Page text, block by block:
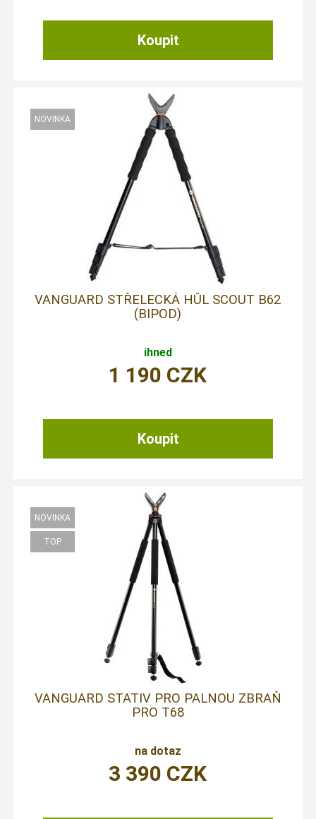
VANGUARD STŘELECKÁ HŮL SCOUT B62
(BIPOD)
ihned
1 190 CZK
VANGUARD STATIV PRO PALNOU ZBRAŇ
PRO T68
na dotaz
3 390 CZK